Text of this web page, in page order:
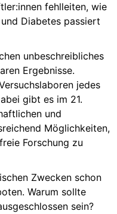
fehlleiten, wie
Diabetes passiert
unbeschreibliches
Ergebnisse.
jedes
gibt es im 21.
und
Möglichkeiten,
Forschung zu
Zwecken schon
Warum sollte
sein?